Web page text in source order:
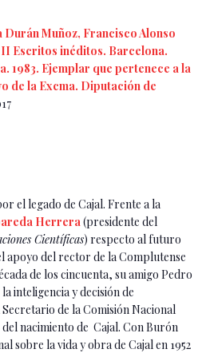
Durán Muñoz, Francisco Alonso
Escritos inéditos. Barcelona.
1983. Ejemplar que pertenece a la
de la Excma. Diputación de
el legado de Cajal. Frente a la
Herrera (presidente del
Científicas) respecto al futuro
apoyo del rector de la Complutense
de los cincuenta, su amigo Pedro
inteligencia y decisión de
de la Comisión Nacional
nacimiento de Cajal. Con Burón
sobre la vida y obra de Cajal en 1952